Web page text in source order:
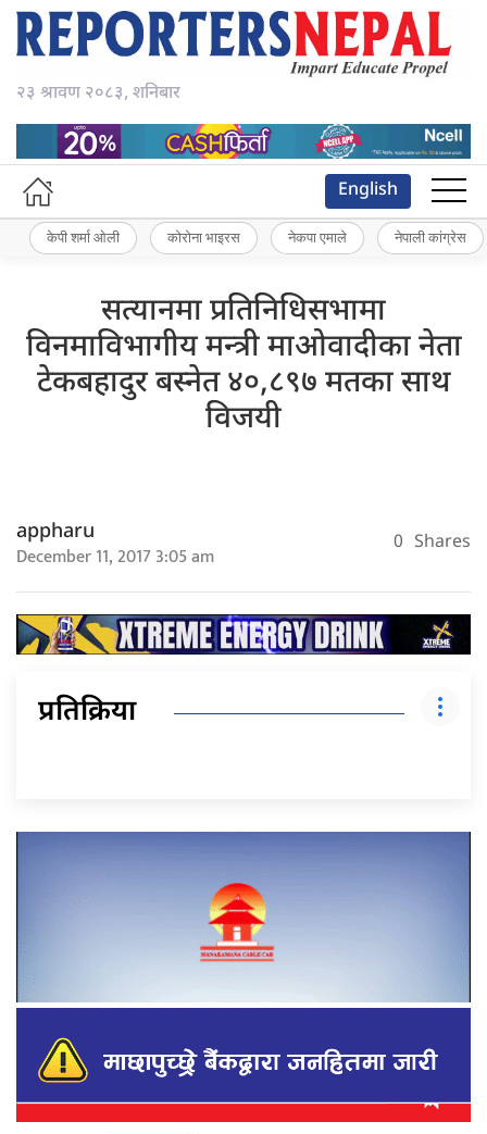
२३ श्रावण २०८३, शनिबार
English
केपी शर्मा ओली कोरोना भाइरस नेकपा एमाले नेपाली कांग्रेस
सत्यानमा प्रतिनिधिसभामा
विनमाविभागीय मन्त्री माओवादीका नेता
टेकबहादुर बस्नेत ४०,८९७ मतका साथ
विजयी
appharu
December 11, 2017 3:05 am 0 Shares
प्रतिक्रिया